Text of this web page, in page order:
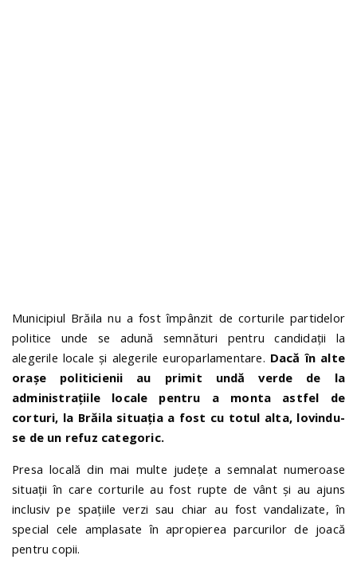
Municipiul Brăila nu a fost împânzit de corturile partidelor
politice unde se adună semnături pentru candidații la
alegerile locale și alegerile europarlamentare. Dacă în alte
orașe politicienii au primit undă verde de la
administrațiile locale pentru a monta astfel de
corturi, la Brăila situația a fost cu totul alta, lovindu-
se de un refuz categoric.
Presa locală din mai multe județe a semnalat numeroase
situații în care corturile au fost rupte de vânt și au ajuns
inclusiv pe spațiile verzi sau chiar au fost vandalizate, în
special cele amplasate în apropierea parcurilor de joacă
pentru copii.